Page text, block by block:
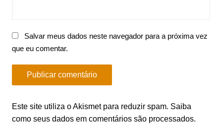
Salvar meus dados neste navegador para a próxima vez
que eu comentar.
Este site utiliza o Akismet para reduzir spam. Saiba
como seus dados em comentários são processados.